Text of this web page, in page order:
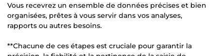
Vous recevrez un ensemble de données précises et bien
organisées, prêtes à vous servir dans vos analyses,
rapports ou autres besoins.
**Chacune de ces étapes est cruciale pour garantir la